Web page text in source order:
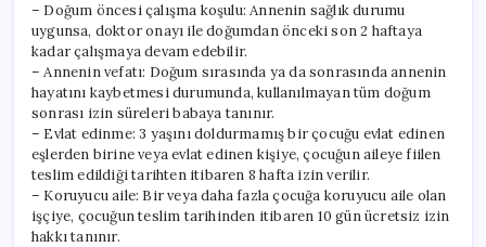
– Doğum öncesi çalışma koşulu: Annenin sağlık durumu
uygunsa, doktor onayı ile doğumdan önceki son 2 haftaya
kadar çalışmaya devam edebilir.
– Annenin vefatı: Doğum sırasında ya da sonrasında annenin
hayatını kaybetmesi durumunda, kullanılmayan tüm doğum
sonrası izin süreleri babaya tanınır.
– Evlat edinme: 3 yaşını doldurmamış bir çocuğu evlat edinen
eşlerden birine veya evlat edinen kişiye, çocuğun aileye fiilen
teslim edildiği tarihten itibaren 8 hafta izin verilir.
– Koruyucu aile: Bir veya daha fazla çocuğa koruyucu aile olan
işçiye, çocuğun teslim tarihinden itibaren 10 gün ücretsiz izin
hakkı tanınır.